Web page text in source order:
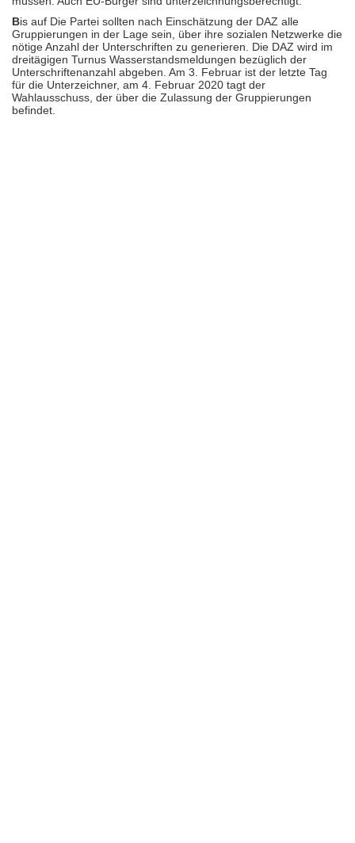
Bis auf Die Partei sollten nach Einschätzung der DAZ alle
Gruppierungen in der Lage sein, über ihre sozialen Netzwerke die
nötige Anzahl der Unterschriften zu generieren. Die DAZ wird im
dreitägigen Turnus Wasserstandsmeldungen bezüglich der
Unterschriftenanzahl abgeben. Am 3. Februar ist der letzte Tag
für die Unterzeichner, am 4. Februar 2020 tagt der
Wahlausschuss, der über die Zulassung der Gruppierungen
befindet.